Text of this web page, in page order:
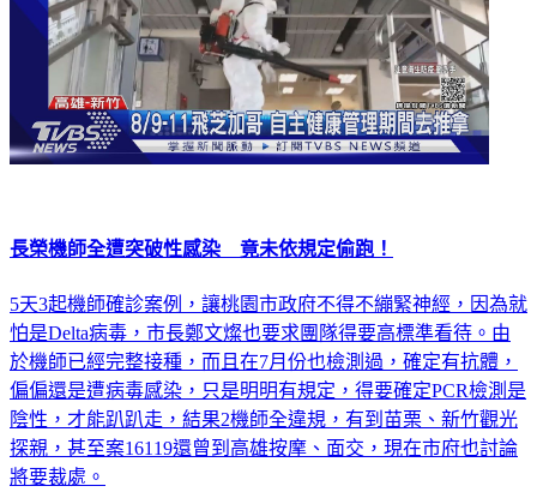
長榮機師全遭突破性感染 竟未依規定偷跑！
5天3起機師確診案例，讓桃園市政府不得不繃緊神經，因為就
怕是Delta病毒，市長鄭文燦也要求團隊得要高標準看待。由
於機師已經完整接種，而且在7月份也檢測過，確定有抗體，
偏偏還是遭病毒感染，只是明明有規定，得要確定PCR檢測是
陰性，才能趴趴走，結果2機師全違規，有到苗栗、新竹觀光
探親，甚至案16119還曾到高雄按摩、面交，現在市府也討論
將要裁處。